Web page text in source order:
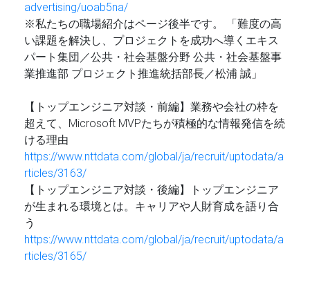
advertising/uoab5na/
※私たちの職場紹介はページ後半です。 「難度の高
い課題を解決し、プロジェクトを成功へ導くエキス
パート集団／公共・社会基盤分野 公共・社会基盤事
業推進部 プロジェクト推進統括部長／松浦 誠」
【トップエンジニア対談・前編】業務や会社の枠を
超えて、Microsoft MVPたちが積極的な情報発信を続
ける理由
https://www.nttdata.com/global/ja/recruit/uptodata/a
rticles/3163/
【トップエンジニア対談・後編】トップエンジニア
が生まれる環境とは。キャリアや人財育成を語り合
う
https://www.nttdata.com/global/ja/recruit/uptodata/a
rticles/3165/